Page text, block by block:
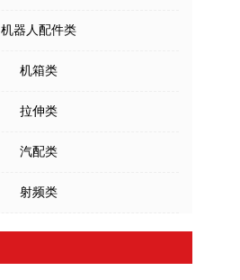
机器人配件类
机箱类
拉伸类
汽配类
射频类